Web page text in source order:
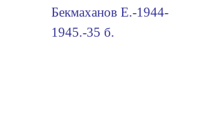
Бекмаханов Е.-1944-
1945.-35 б.